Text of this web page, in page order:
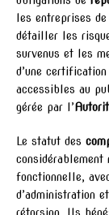
les entreprises
détailler les
survenus et les
d’une
accessibles au
gérée par l’
Le statut des
considérablement
fonctionnelle,
d’administration